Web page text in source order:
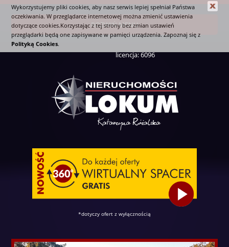
ROZWIŃ MENU
licencja: 6096
*dotyczy ofert z wyłącznością
Wykorzystujemy pliki cookies, aby nasz serwis lepiej spełniał Państwa
oczekiwania. W przeglądarce internetowej można zmienić ustawienia
dotyczące cookies.Korzystając z tej strony bez zmian ustawień
przeglądarki będą one zapisywane w pamięci urządzenia. Zapoznaj się z
Polityką Cookies.